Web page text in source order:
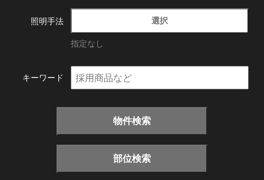
照明手法 選択
指定なし
キーワード
物件検索
部位検索